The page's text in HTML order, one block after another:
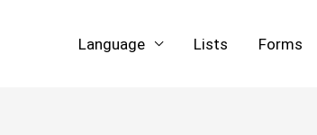
Language Lists Forms